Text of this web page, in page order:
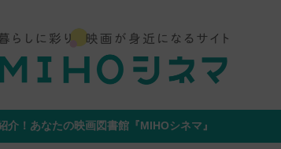
介！あなたの映画図書館『MIHOシネマ』